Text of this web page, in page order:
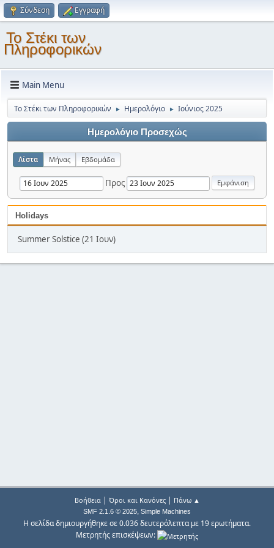
Σύνδεση Εγγραφή
Το Στέκι των
Πληροφορικών
Main Menu
Το Στέκι των Πληροφορικών ► Ημερολόγιο ► Ιούνιος 2025
Ημερολόγιο Προσεχώς
Λίστα Μήνας Εβδομάδα
Προς
Holidays
Summer Solstice (21 Ιουν)
Βοήθεια| Όροι και Κανόνες| Πάνω ▲
SMF 2.1.6 © 2025, Simple Machines
Η σελίδα δημιουργήθηκε σε 0.036 δευτερόλεπτα με 19 ερωτήματα.
Μετρητής επισκέψεων: